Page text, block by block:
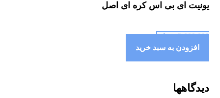
یونیت ای بی اس کره ای اصل
2,000,000 تومان
افزودن به سبد خرید
دیدگاهها